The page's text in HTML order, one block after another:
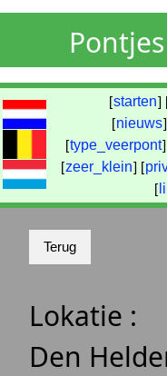
[starten]
[nieuws
[type_veerpont
[zeer_klein] [
[
Lokatie :
Den